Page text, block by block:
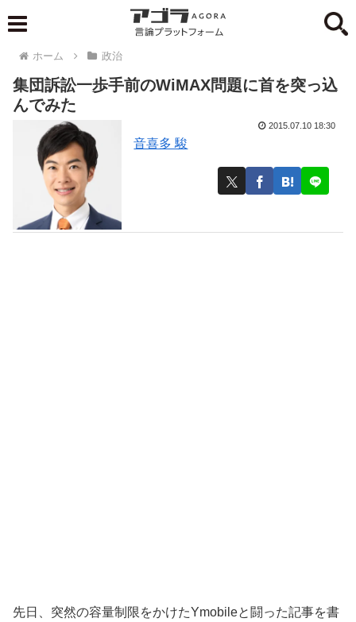
ホーム 政治
集団訴訟一歩手前のWiMAX問題に首を突っ込
んでみた
音喜多 駿
2015.07.10 18:30
先日、突然の容量制限をかけたYmobileと闘った記事を書